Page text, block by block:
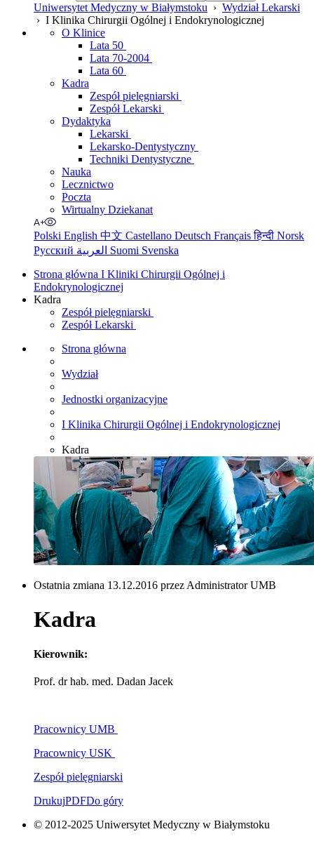
Uniwersytet Medyczny w Białymstoku › Wydział Lekarski
› I Klinika Chirurgii Ogólnej i Endokrynologicznej
O Klinice
Lata 50
Lata 70-2004
Lata 60
Kadra
Zespół pielęgniarski
Zespół Lekarski
Dydaktyka
Lekarski
Lekarsko-Dentystyczny
Techniki Dentystyczne
Nauka
Lecznictwo
Poczta
Wirtualny Dziekanat
Polski English 中文 Castellano Deutsch Françaisहिन्दी Norsk
Русский
Suomi Svenska
Strona główna I Kliniki Chirurgii Ogólnej i
Endokrynologicznej
Kadra
Zespół pielęgniarski
Zespół Lekarski
Strona główna
Wydział
Jednostki organizacyjne
I Klinika Chirurgii Ogólnej i Endokrynologicznej
Kadra
Ostatnia zmiana 13.12.2016 przez Administrator UMB
Kadra
Kierownik:
Prof. dr hab. med. Dadan Jacek
Pracownicy UMB
Pracownicy USK
Zespół pielęgniarski
DrukujPDFDo góry
© 2012-2025 Uniwersytet Medyczny w Białymstoku